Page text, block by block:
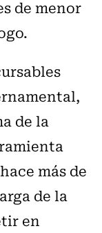
de menor
de la
más de
de la
en